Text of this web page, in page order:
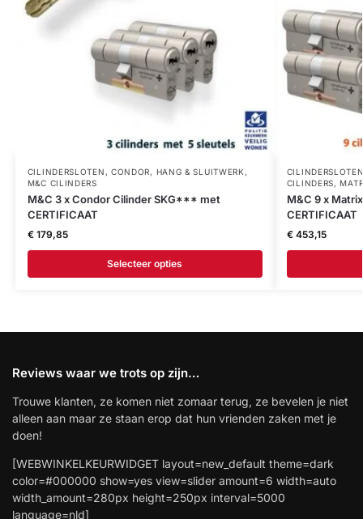
CILINDERSLOTEN , CONDOR, HANG & SLUITWERK ,
M&C CILINDERS
M&C 3 x Condor Cilinder SKG*** met
CERTIFICAAT
€179,85
Selecteer opties
CILINDERS,
M&C 9 x
CERTIFICAAT
€453,15
Reviews waar we trots op zijn…
Trouwe klanten, ze komen niet zomaar terug, ze bevelen je niet
alleen aan maar ze staan erop dat hun vrienden zaken met je
doen!
[WEBWINKELKEURWIDGET layout=new_default theme=dark
color=#000000 show=yes view=slider amount=6 width=auto
width_amount=280px height=250px interval=5000
language=nld]